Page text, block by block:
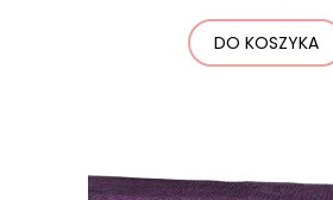
DO KOSZYKA